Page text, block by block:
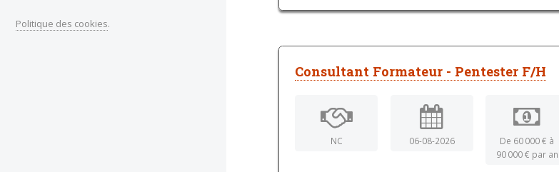
Consultant Formateur - Pentester F/H
NC 06-08-2026
De 60 000 € à
90 000 € par an
Politique des cookies.